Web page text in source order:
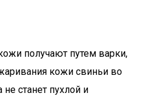
получают путем варки,
кожи свиньи во
станет пухлой и